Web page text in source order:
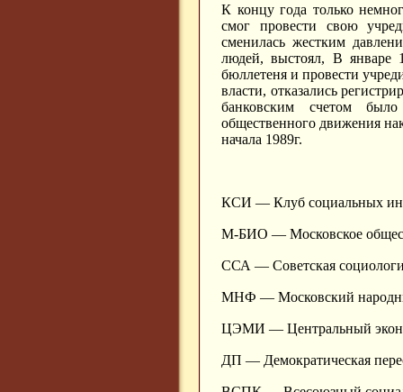
К концу года только
смог провести свою
сменилась жестким
людей, выстоял, В январе
бюллетеня и провести
власти, отказались
банковским счетом
общественного движения
начала 1989г.
КСИ — Клуб социальных
М-БИО — Московское
ССА — Советская
МНФ — Московский
ЦЭМИ — Центральный
ДП — Демократическая